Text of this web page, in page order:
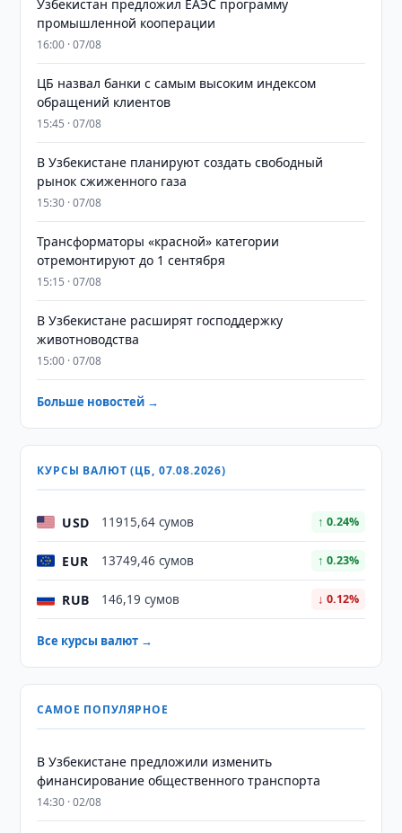
Узбекистан предложил ЕАЭС программу
промышленной кооперации
16:00 · 07/08
ЦБ назвал банки с самым высоким индексом
обращений клиентов
15:45 · 07/08
В Узбекистане планируют создать свободный
рынок сжиженного газа
15:30 · 07/08
Трансформаторы «красной» категории
отремонтируют до 1 сентября
15:15 · 07/08
В Узбекистане расширят господдержку
животноводства
15:00 · 07/08
Больше новостей →
КУРСЫ ВАЛЮТ (ЦБ, 07.08.2026)
USD 11915,64 сумов ↑ 0.24%
EUR 13749,46 сумов ↑ 0.23%
RUB 146,19 сумов ↓ 0.12%
Все курсы валют →
САМОЕ ПОПУЛЯРНОЕ
В Узбекистане предложили изменить
финансирование общественного транспорта
14:30 · 02/08